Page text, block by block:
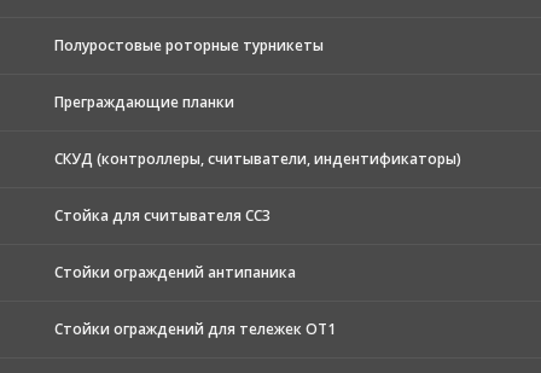
Полуростовые роторные турникеты
Преграждающие планки
СКУД (контроллеры, считыватели, индентификаторы)
Стойка для считывателя СС3
Стойки ограждений антипаника
Стойки ограждений для тележек ОТ1